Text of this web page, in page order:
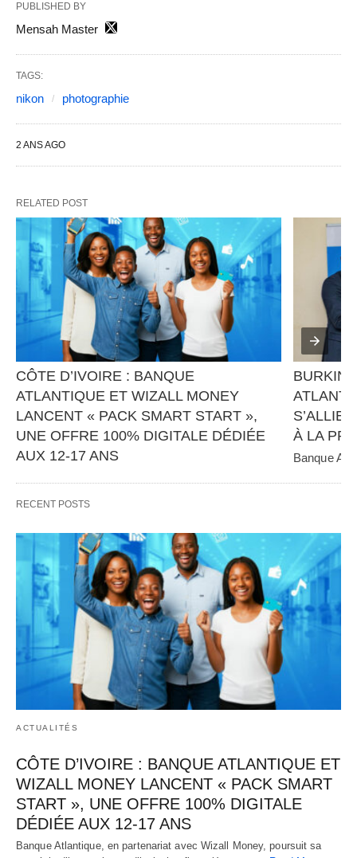
PUBLISHED BY
Mensah Master
TAGS:
nikon photographie
2 ANS AGO
RELATED POST
CÔTE D’IVOIRE : BANQUE
ATLANTIQUE ET WIZALL MONEY
LANCENT « PACK SMART START »,
UNE OFFRE 100% DIGITALE DÉDIÉE
AUX 12-17 ANS
d’inclusion financière avec…
À LA
Banque
RECENT POSTS
ACTUALITÉS
CÔTE D’IVOIRE : BANQUE ATLANTIQUE ET
WIZALL MONEY LANCENT « PACK SMART
START », UNE OFFRE 100% DIGITALE
DÉDIÉE AUX 12-17 ANS
Banque Atlantique, en partenariat avec Wizall Money, poursuit sa